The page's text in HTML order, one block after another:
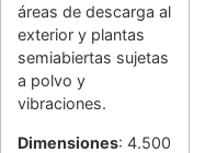
áreas de descarga al
exterior y plantas
semiabiertas sujetas
a polvo y
vibraciones.
Dimensiones: 4.500